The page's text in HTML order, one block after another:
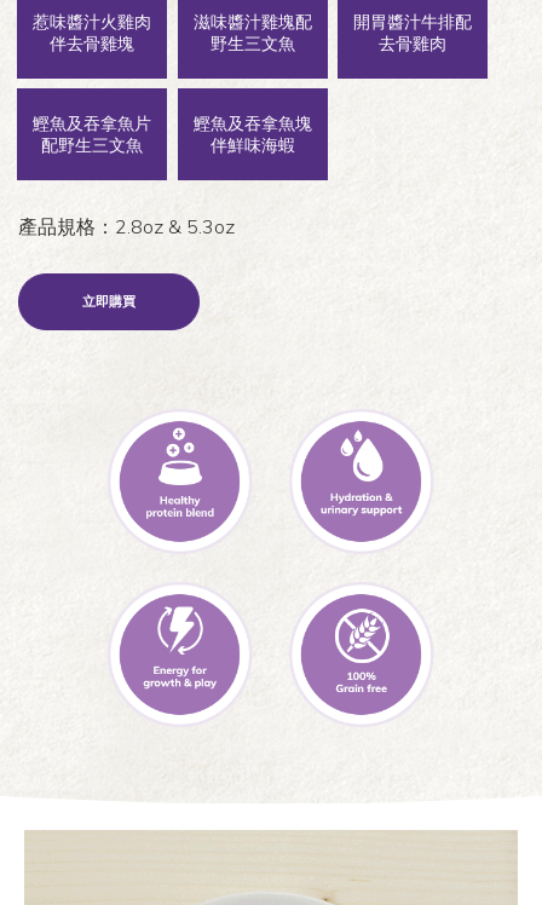
惹味醬汁火雞肉
伴去骨雞塊
滋味醬汁雞塊配
野生三文魚
開胃醬汁牛排配
去骨雞肉
鰹魚及吞拿魚片
配野生三文魚
鰹魚及吞拿魚塊
伴鮮味海蝦
產品規格：2.8oz & 5.3oz
立即購買